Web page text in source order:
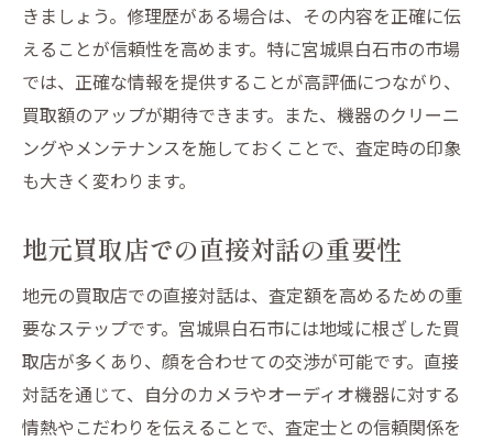
査定時に必要な書類とその役割
付属品と保証書が買取価格を左右する理由
付属品が買取価格に与える影響を理解する
保証書が付いている場合の査定アップポイ
ント
付属品の有無が魅力を高める理由
保証書が信頼性を増すことの重要性
保証書を紛失した場合の対処法
地域密着型買取店で最高のオファーを得るため
のステップ
地域密着型の買取店を選ぶメリット
きましょう。修理歴がある場合は、その内容を正確に伝
えることが信頼性を高めます。特に宮城県白石市の市場
では、正確な情報を提供することが高評価につながり、
買取額のアップが期待できます。また、機器のクリーニ
ングやメンテナンスを施しておくことで、査定時の印象
も大きく変わります。
地元買取店での直接対話の重要性
地元の買取店での直接対話は、査定額を高めるための重
要なステップです。宮城県白石市には地域に根ざした買
取店が多くあり、顔を合わせての交渉が可能です。直接
対話を通じて、自分のカメラやオーディオ機器に対する
情熱やこだわりを伝えることで、査定士との信頼関係を